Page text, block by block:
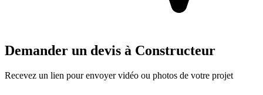
Demander un devis à Constructeur
Recevez un lien pour envoyer vidéo ou photos de votre projet